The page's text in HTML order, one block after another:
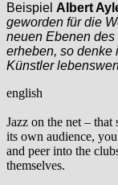
Beispiel Albert
geworden für die
neuen Ebenen
erheben, so denke
Künstler
english
Jazz on the net – that
its own audience,
and peer into the
themselves.